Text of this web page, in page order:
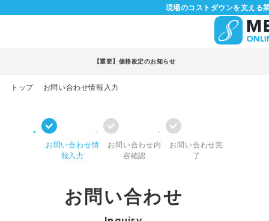
現場のコストダウンを支える
【重要】価格改定のお知らせ
トップ お問い合わせ情報入力
お問い合わせ情
報入力
お問い合わせ内
容確認
お問い合わせ完
了
お問い合わせ